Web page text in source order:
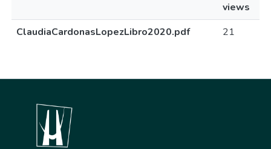
views
ClaudiaCardonasLopezLibro2020.pdf
21